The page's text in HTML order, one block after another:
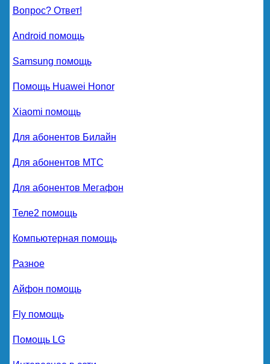
Вопрос? Ответ!
Android помощь
Samsung помощь
Помощь Huawei Honor
Xiaomi помощь
Для абонентов Билайн
Для абонентов МТС
Для абонентов Мегафон
Теле2 помощь
Компьютерная помощь
Разное
Айфон помощь
Fly помощь
Помощь LG